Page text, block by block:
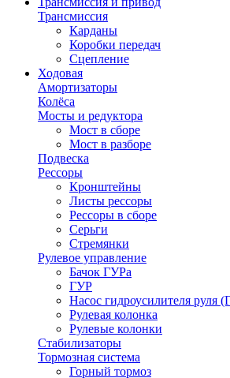
Трансмиссия
Карданы
Коробки передач
Сцепление
Ходовая
Амортизаторы
Колёса
Мосты и редуктора
Мост в сборе
Мост в разборе
Подвеска
Рессоры
Кронштейны
Листы рессоры
Рессоры в сборе
Серьги
Стремянки
Рулевое управление
Бачок ГУРа
ГУР
Насос гидроусилителя руля
Рулевая колонка
Рулевые колонки
Стабилизаторы
Тормозная система
Горный тормоз